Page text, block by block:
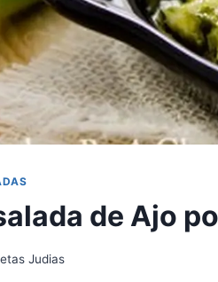
de Ajo
Judias